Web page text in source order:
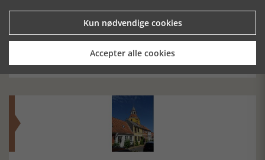
Mosefolket
Den største samling af moselig i verden på Museum
Silkeborg Hovedgården
Kun nødvendige cookies
Accepter alle cookies